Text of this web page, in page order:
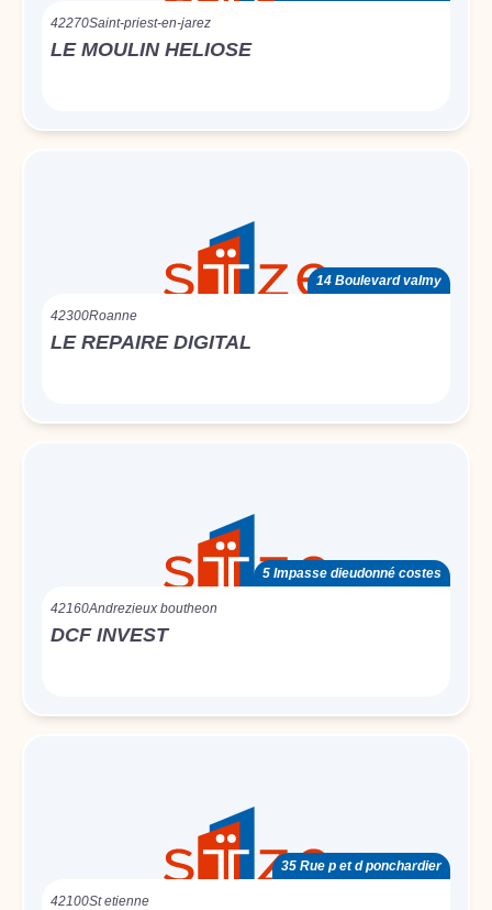
42270Saint-priest-en-jarez
LE MOULIN HELIOSE
14 Boulevard valmy
42300Roanne
LE REPAIRE DIGITAL
5 Impasse dieudonné costes
42160Andrezieux boutheon
DCF INVEST
35 Rue p et d ponchardier
42100St etienne